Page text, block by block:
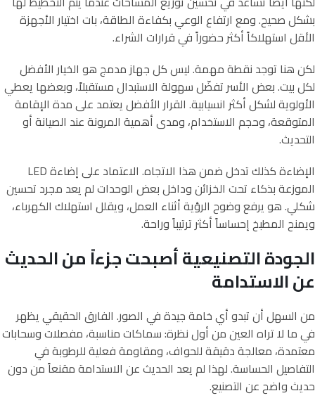
بشكل صحيح. ومع ارتفاع الوعي بكفاءة الطاقة، بات اختيار الأجهزة
الأقل استهلاكاً أكثر حضوراً في قرارات الشراء.
لكن هنا توجد نقطة مهمة. ليس كل جهاز مدمج هو الخيار الأفضل
لكل بيت. بعض الأسر تفضّل سهولة الاستبدال مستقبلاً، وبعضها يعطي
الأولوية لشكل أكثر انسيابية. القرار الأفضل يعتمد على مدة الإقامة
المتوقعة، وحجم الاستخدام، ومدى أهمية المرونة عند الصيانة أو
التحديث.
الإضاءة كذلك تدخل ضمن هذا الاتجاه. الاعتماد على إضاءة LED
الموزعة بذكاء تحت الخزائن وداخل بعض الوحدات لم يعد مجرد تحسين
شكلي. هو يرفع وضوح الرؤية أثناء العمل، ويقلل استهلاك الكهرباء،
ويمنح المطبخ إحساساً أكثر ترتيباً وراحة.
الجودة التصنيعية أصبحت جزءاً من الحديث
عن الاستدامة
من السهل أن تبدو أي خامة جيدة في الصور. الفارق الحقيقي يظهر
في ما لا تراه العين من أول نظرة: سماكات مناسبة، مفصلات وسحابات
معتمدة، معالجة دقيقة للحواف، ومقاومة فعلية للرطوبة في
التفاصيل الحساسة. لهذا لم يعد الحديث عن الاستدامة مقنعاً من دون
حديث واضح عن التصنيع.